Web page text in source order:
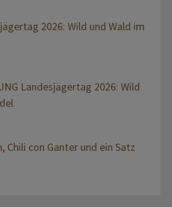
2026: Wild und Wald im
Landesjägertag 2026: Wild
Chili con Ganter und ein Satz